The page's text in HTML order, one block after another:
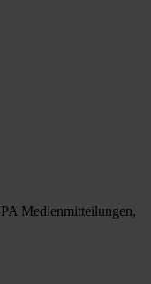
Medienmitteilungen,